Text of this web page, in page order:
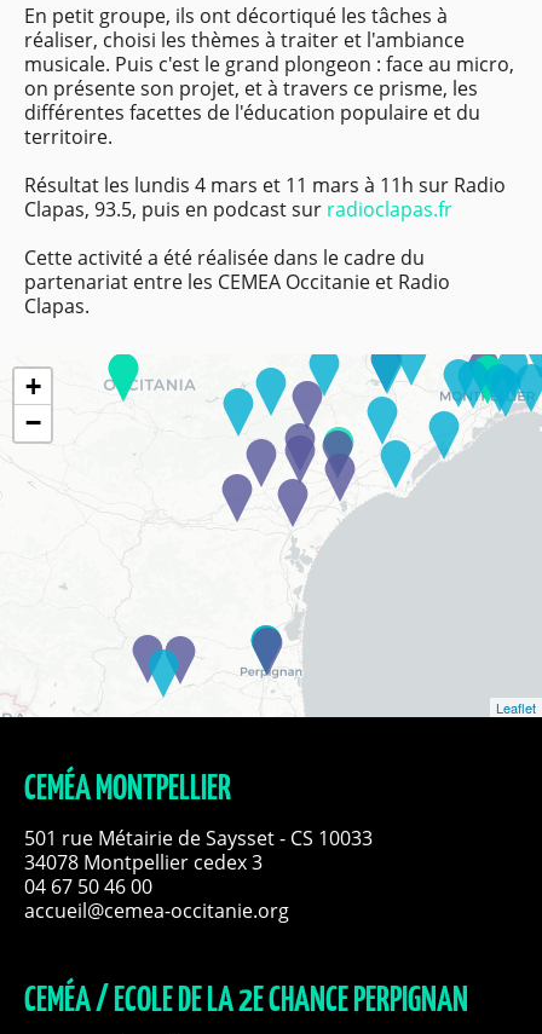
En petit groupe, ils ont décortiqué les tâches à
réaliser, choisi les thèmes à traiter et l'ambiance
musicale. Puis c'est le grand plongeon : face au micro,
on présente son projet, et à travers ce prisme, les
différentes facettes de l'éducation populaire et du
territoire.
Résultat les lundis 4 mars et 11 mars à 11h sur Radio
Clapas, 93.5, puis en podcast sur radioclapas.fr
Cette activité a été réalisée dans le cadre du
partenariat entre les CEMEA Occitanie et Radio
Clapas.
+
−
Leaflet
CEMÉA MONTPELLIER
501 rue Métairie de Saysset - CS 10033
34078 Montpellier cedex 3
04 67 50 46 00
accueil@cemea-occitanie.org
CEMÉA / ECOLE DE LA 2E CHANCE PERPIGNAN